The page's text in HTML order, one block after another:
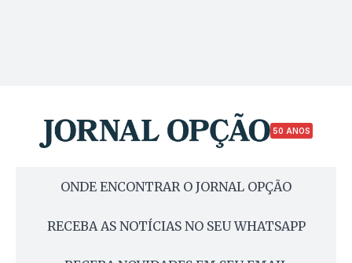
50 ANOS
ONDE ENCONTRAR O JORNAL OPÇÃO
RECEBA AS NOTÍCIAS NO SEU WHATSAPP